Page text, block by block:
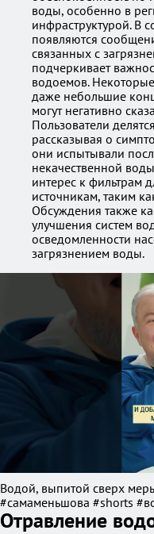
воды, особенно в
инфраструктурой. В
появляются
связанных с
подчеркивает
водоемов.
даже небольшие
могут негативно
Пользователи
рассказывая о
они испытывали
некачественной
интерес к фильтрам
источникам, таким
Обсуждения также
улучшения систем
осведомленности
загрязнением воды.
Водой, выпитой сверх
#самаменьшова #shorts
Отравление